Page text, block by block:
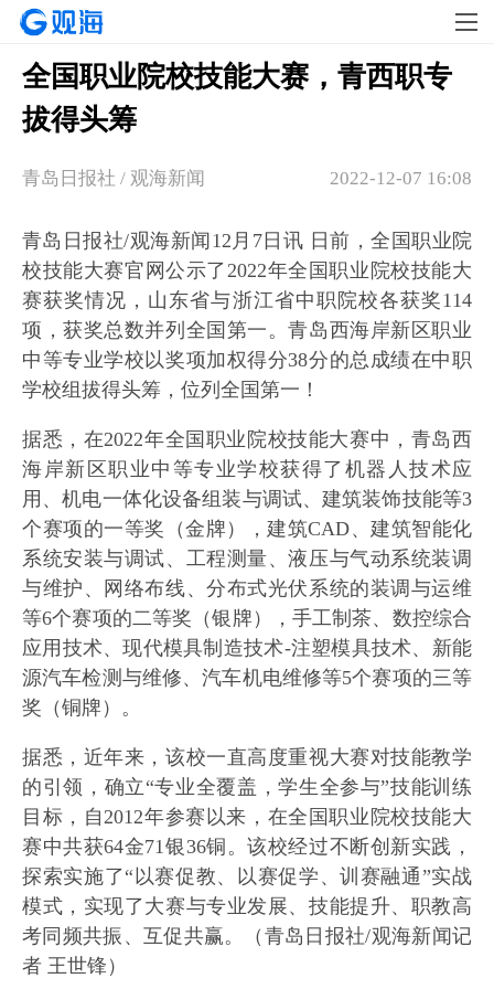
全国职业院校技能大赛，青西职专
拔得头筹
2022-12-07 16:08
青岛日报社 / 观海新闻
青岛日报社/观海新闻12月7日讯 日前，全国职业院
校技能大赛官网公示了2022年全国职业院校技能大
赛获奖情况，山东省与浙江省中职院校各获奖114
项，获奖总数并列全国第一。青岛西海岸新区职业
中等专业学校以奖项加权得分38分的总成绩在中职
学校组拔得头筹，位列全国第一！
据悉，在2022年全国职业院校技能大赛中，青岛西
海岸新区职业中等专业学校获得了机器人技术应
用、机电一体化设备组装与调试、建筑装饰技能等3
个赛项的一等奖（金牌），建筑CAD、建筑智能化
系统安装与调试、工程测量、液压与气动系统装调
与维护、网络布线、分布式光伏系统的装调与运维
等6个赛项的二等奖（银牌），手工制茶、数控综合
应用技术、现代模具制造技术-注塑模具技术、新能
源汽车检测与维修、汽车机电维修等5个赛项的三等
奖（铜牌）。
据悉，近年来，该校一直高度重视大赛对技能教学
的引领，确立“专业全覆盖，学生全参与”技能训练
目标，自2012年参赛以来，在全国职业院校技能大
赛中共获64金71银36铜。该校经过不断创新实践，
探索实施了“以赛促教、以赛促学、训赛融通”实战
模式，实现了大赛与专业发展、技能提升、职教高
考同频共振、互促共赢。（青岛日报社/观海新闻记
者 王世锋）